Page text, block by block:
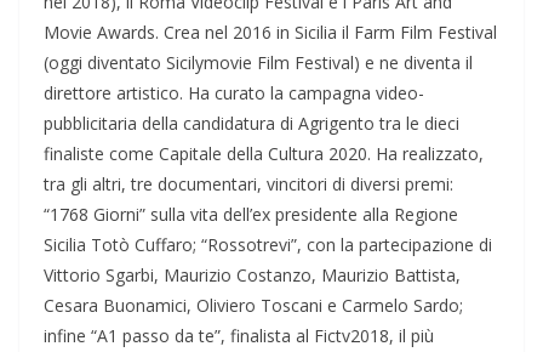
Movie Awards. Crea nel 2016 in Sicilia il Farm Film Festival
(oggi diventato Sicilymovie Film Festival) e ne diventa il
direttore artistico. Ha curato la campagna video-
pubblicitaria della candidatura di Agrigento tra le dieci
finaliste come Capitale della Cultura 2020. Ha realizzato,
tra gli altri, tre documentari, vincitori di diversi premi:
“1768 Giorni” sulla vita dell’ex presidente alla Regione
Sicilia Totò Cuffaro; “Rossotrevi”, con la partecipazione di
Vittorio Sgarbi, Maurizio Costanzo, Maurizio Battista,
Cesara Buonamici, Oliviero Toscani e Carmelo Sardo;
infine “A1 passo da te”, finalista al Fictv2018, il più